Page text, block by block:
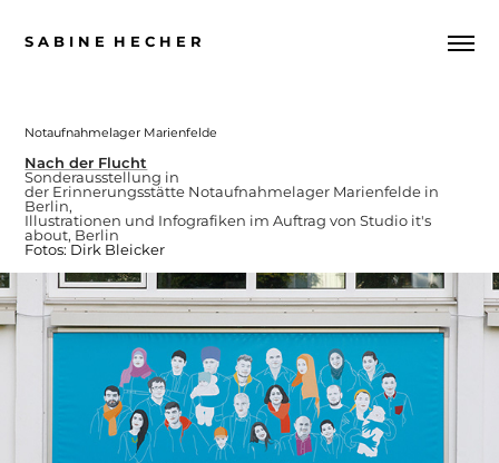
S A B I N E  H E C H E R
Notaufnahmelager Marienfelde
Nach der Flucht
Sonderausstellung in
der ErinnerungsstätteNotaufnahmelagerMarienfelde in
Berlin,
Illustrationen und Infografiken im Auftrag vonStudio it's
about, Berlin
Fotos: Dirk Bleicker